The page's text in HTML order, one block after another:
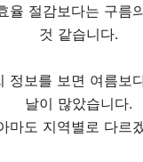
율 절감보다는 구름
것 같습니다.
정보를 보면 여름보
날이 많았습니다.
마도 지역별로 다르